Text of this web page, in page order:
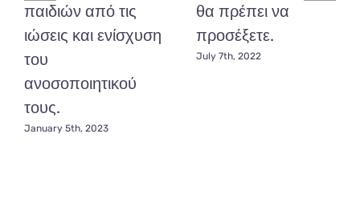
παιδιών από τις
ιώσεις και ενίσχυση
του
ανοσοποιητικού
τους.
January 5th, 2023
θα πρέπει να
προσέξετε.
July 7th, 2022